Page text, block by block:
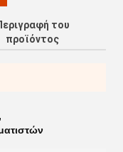
του
προϊόντος
,